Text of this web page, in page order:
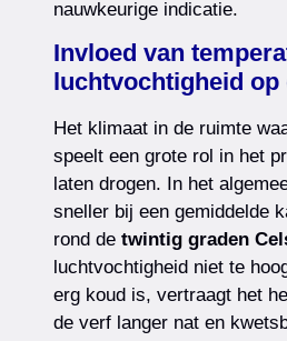
nauwkeurige indicatie.
Invloed van
luchtvochtigheid op
Het klimaat in de ruimte
speelt een grote rol in het
laten drogen. In het
sneller bij een gemiddelde
rond de twintig graden
luchtvochtigheid niet te
erg koud is, vertraagt het
de verf langer nat en